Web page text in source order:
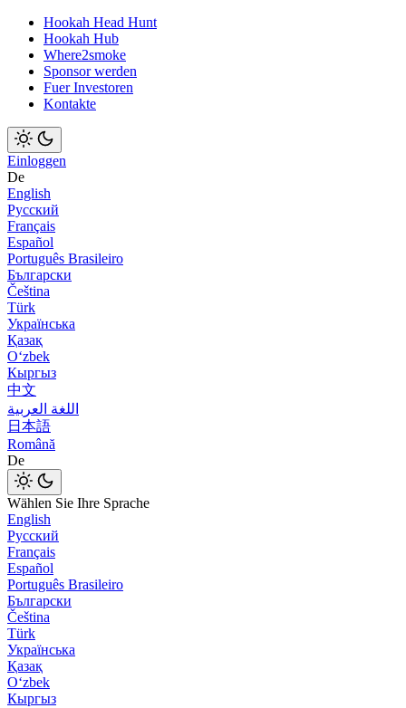
Hookah Head Hunt
Hookah Hub
Where2smoke
Sponsor werden
Fuer Investoren
Kontakte
Einloggen
De
English
Русский
Français
Español
Português Brasileiro
Български
Čeština
Türk
Українська
Қазақ
Оʻzbek
Кыргыз
中文
اللغة العربية
日本語
Română
De
Wählen Sie Ihre Sprache
English
Русский
Français
Español
Português Brasileiro
Български
Čeština
Türk
Українська
Қазақ
Оʻzbek
Кыргыз